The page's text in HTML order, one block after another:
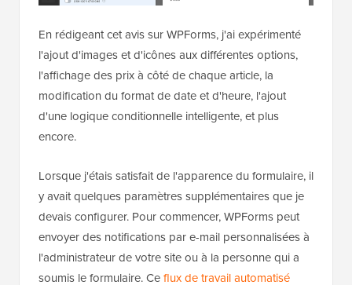
En rédigeant cet avis sur WPForms, j'ai expérimenté
l'ajout d'images et d'icônes aux différentes options,
l'affichage des prix à côté de chaque article, la
modification du format de date et d'heure, l'ajout
d'une logique conditionnelle intelligente, et plus
encore.
Lorsque j'étais satisfait de l'apparence du formulaire, il
y avait quelques paramètres supplémentaires que je
devais configurer. Pour commencer, WPForms peut
envoyer des notifications par e-mail personnalisées à
l'administrateur de votre site ou à la personne qui a
soumis le formulaire. Ceflux de travail automatisé